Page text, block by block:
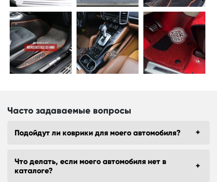
Часто задаваемые вопросы
Подойдут ли коврики для моего автомобиля?
Что делать, если моего автомобиля нет в
каталоге?